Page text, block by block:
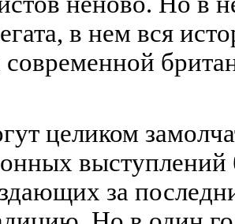
в нем вся
современной
целиком
выступлений
за